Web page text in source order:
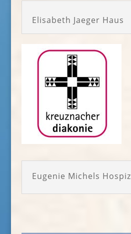
Elisabeth Jaeger Haus
Eugenie Michels Hospiz